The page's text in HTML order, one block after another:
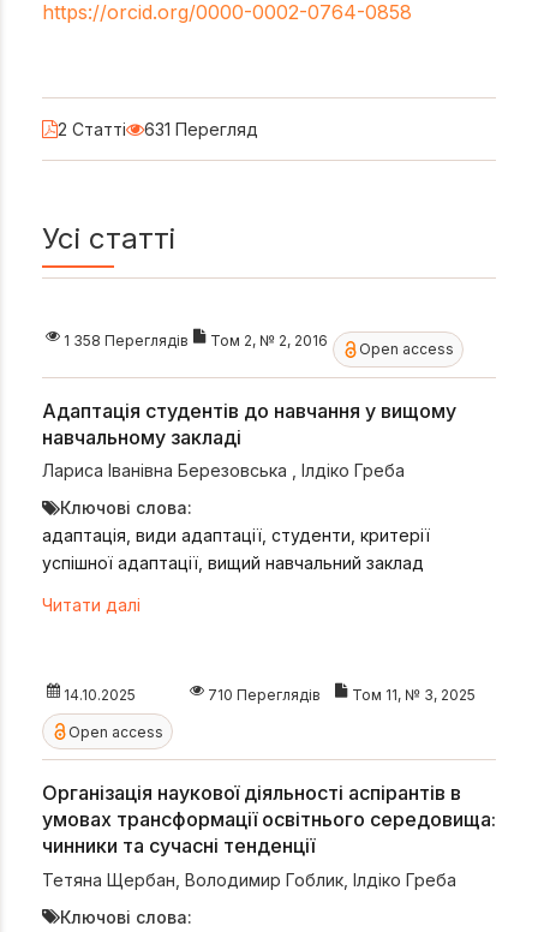
https://orcid.org/0000-0002-0764-0858
2 Статті 631 Перегляд
Усі статті
1 358 Переглядів Том 2, № 2, 2016 Open access
Адаптація студентів до навчання у вищому
навчальному закладі
Лариса Іванівна Березовська
Ілдіко Греба
Ключові слова:
адаптація, види адаптації, студенти, критерії
успішної адаптації, вищий навчальний заклад
Читати далі
14.10.2025 710 Переглядів Том 11, № 3, 2025
Open access
Організація наукової діяльності аспірантів в
умовах трансформації освітнього середовища:
чинники та сучасні тенденції
Тетяна Щербан Володимир Гоблик Ілдіко Греба
Ключові слова: